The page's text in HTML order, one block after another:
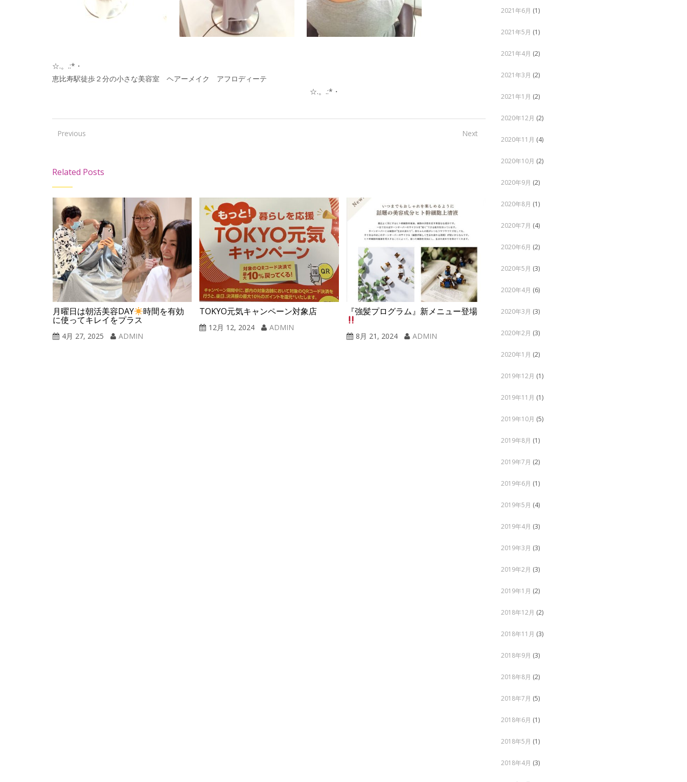
☆.。.:*・
恵比寿駅徒歩２分の小さな美容室 ヘアーメイク アフロディーテ
☆.。.:*・
Previous Next
Related Posts
月曜日は朝活美容DAY 時間を有効
に使ってキレイをプラス
4月 27, 2025 ADMIN
TOKYO元気キャンペーン対象店
12月 12, 2024 ADMIN
『強髪プログラム』新メニュー登場
8月 21, 2024 ADMIN
毎月28日はツヤの日！美しい艶髪を
6月 28, 2024
2021年6月 (1)
2021年5月 (1)
2021年4月 (2)
2021年3月 (2)
2021年1月 (2)
2020年12月 (2)
2020年11月 (4)
2020年10月 (2)
2020年9月 (2)
2020年8月 (1)
2020年7月 (4)
2020年6月 (2)
2020年5月 (3)
2020年4月 (6)
2020年3月 (3)
2020年2月 (3)
2020年1月 (2)
2019年12月 (1)
2019年11月 (1)
2019年10月 (5)
2019年8月 (1)
2019年7月 (2)
2019年6月 (1)
2019年5月 (4)
2019年4月 (3)
2019年3月 (3)
2019年2月 (3)
2019年1月 (2)
2018年12月 (2)
2018年11月 (3)
2018年9月 (3)
2018年8月 (2)
2018年7月 (5)
2018年6月 (1)
2018年5月 (1)
2018年4月 (3)